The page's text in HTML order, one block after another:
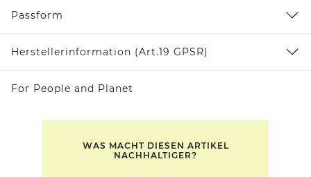
Passform
Herstellerinformation (Art.19 GPSR)
For People and Planet
WAS MACHT DIESEN ARTIKEL
NACHHALTIGER?